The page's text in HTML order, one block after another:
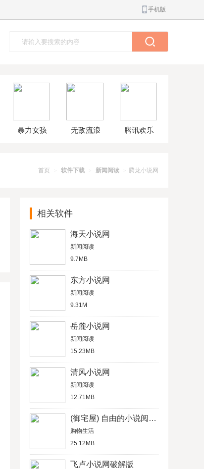
手机版
暴力女孩
化版
无敌流浪 腾讯欢乐
版
首页 > 软件下载 > 新闻阅读 > 腾龙小说网
相关软件
海天小说网
新闻阅读
9.7MB
东方小说网
新闻阅读
9.31M
岳麓小说网
新闻阅读
15.23MB
清风小说网
新闻阅读
12.71MB
(御宅屋) 自由的小说阅读网
购物生活
25.12MB
飞卢小说网破解版